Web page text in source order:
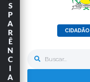
Buscar...
CIDADÃO
S
P
A
R
Ê
N
C
I
A